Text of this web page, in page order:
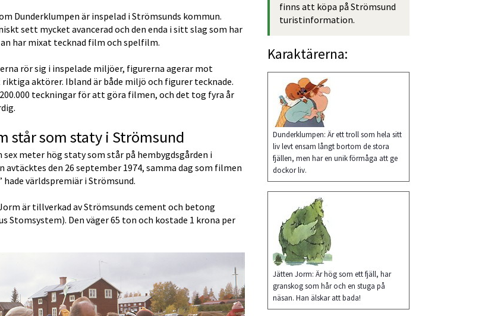
Dunderklumpen är inspelad i Strömsunds kommun.
sett mycket avancerad och den enda i sitt slag som har
har mixat tecknad film och spelfilm.
rör sig i inspelade miljöer, figurerna agerar mot
aktörer. Ibland är både miljö och figurer tecknade.
teckningar för att göra filmen, och det tog fyra år
står som staty i Strömsund
meter hög staty som står på hembygdsgården i
avtäcktes den 26 september 1974, samma dag som filmen
hade världspremiär i Strömsund.
är tillverkad av Strömsunds cement och betong
Stomsystem). Den väger 65 ton och kostade 1 krona per
finns att köpa på Strömsund
turistinformation.
Karaktärerna:
Dunderklumpen: Är ett troll som hela sitt
liv levt ensam långt bortom de stora
fjällen, men har en unik förmåga att ge
dockor liv.
Jätten Jorm: Är hög som ett fjäll, har
granskog som hår och en stuga på
näsan. Han älskar att bada!